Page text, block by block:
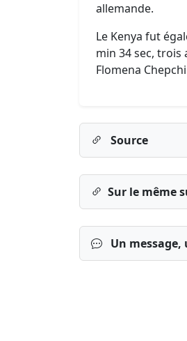
allemande.
Le Kenya fut
min 34 sec,
Flomena
Source
Sur le même
Un